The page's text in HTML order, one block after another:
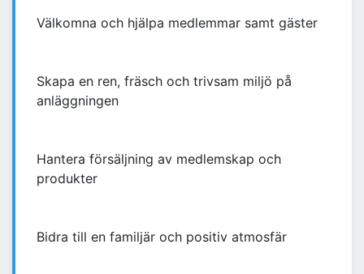
Välkomna och hjälpa medlemmar samt gäster
Skapa en ren, fräsch och trivsam miljö på
anläggningen
Hantera försäljning av medlemskap och
produkter
Bidra till en familjär och positiv atmosfär